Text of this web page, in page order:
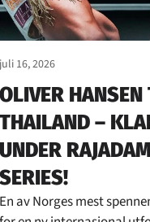
juli 16, 2026
OLIVER
THAILAND –
UNDER
SERIES!
En av Norges mest